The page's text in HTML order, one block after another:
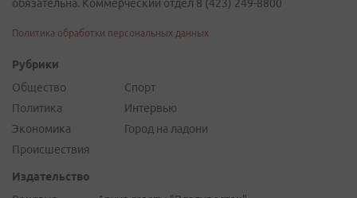
обязательна. Коммерческий отдел 8 (423) 249-8800
Политика обработки персональных данных
Рубрики
Общество
Политика
Экономика
Происшествия
Спорт
Интервью
Город на ладони
Издательство